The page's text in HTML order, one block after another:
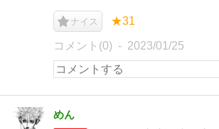
ナイス ★31
コメント(0) 2023/01/25
めん